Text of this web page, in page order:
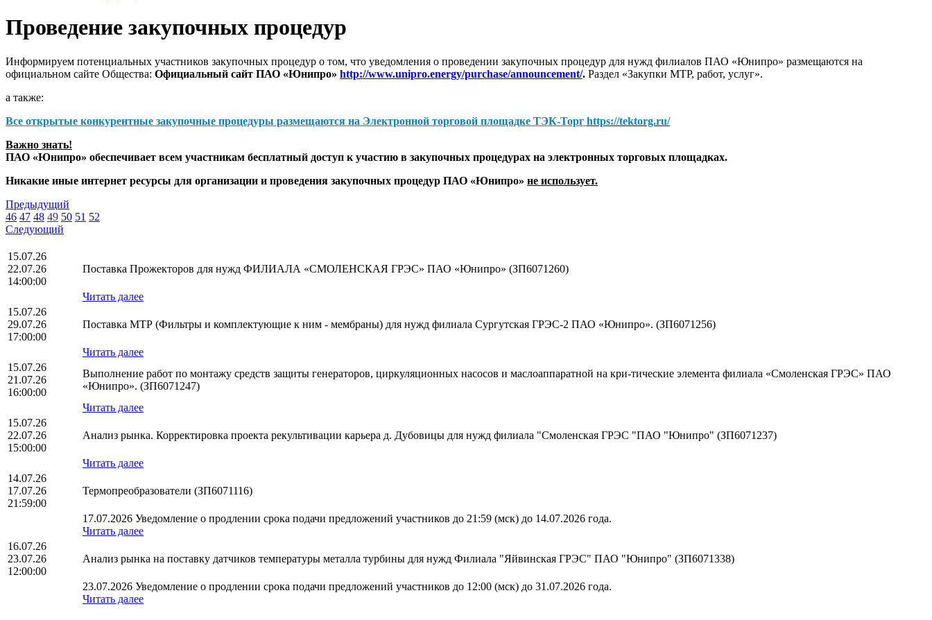
Проведение закупочных процедур
Информируем потенциальных участников закупочных процедур о том, что уведомления о проведении закупочных процедур для нужд филиалов ПАО «Юнипро» размещаются на
официальном сайте Общества: Официальный сайт ПАО «Юнипро» http://www.unipro.energy/purchase/announcement/. Раздел «Закупки МТР, работ, услуг».
а также:
Все открытые конкурентные закупочные процедуры размещаются на Электронной торговой площадке ТЭК-Торг https://tektorg.ru/
Важно знать!
ПАО «Юнипро» обеспечивает всем участникам бесплатный доступ к участию в закупочных процедурах на электронных торговых площадках.
Никакие иные интернет ресурсы для организации и проведения закупочных процедур ПАО «Юнипро» не использует.
Предыдущий
46 47 48 49 50 51 52
Следующий
15.07.26
22.07.26
14:00:00
Поставка Прожекторов для нужд ФИЛИАЛА «СМОЛЕНСКАЯ ГРЭС» ПАО «Юнипро» (ЗП6071260)
Читать далее
15.07.26
29.07.26
17:00:00
Поставка МТР (Фильтры и комплектующие к ним - мембраны) для нужд филиала Сургутская ГРЭС-2 ПАО «Юнипро». (ЗП6071256)
Читать далее
15.07.26
21.07.26
16:00:00
Выполнение работ по монтажу средств защиты генераторов, циркуляционных насосов и маслоаппаратной на кри-тические элемента филиала «Смоленская ГРЭС» ПАО
«Юнипро». (ЗП6071247)
Читать далее
15.07.26
22.07.26
15:00:00
Анализ рынка. Корректировка проекта рекультивации карьера д. Дубовицы для нужд филиала "Смоленская ГРЭС "ПАО "Юнипро" (ЗП6071237)
Читать далее
14.07.26
17.07.26
21:59:00
Термопреобразователи (ЗП6071116)
17.07.2026 Уведомление о продлении срока подачи предложений участников до 21:59 (мск) до 14.07.2026 года.
Читать далее
16.07.26
23.07.26
12:00:00
Анализ рынка на поставку датчиков температуры металла турбины для нужд Филиала "Яйвинская ГРЭС" ПАО "Юнипро" (ЗП6071338)
23.07.2026 Уведомление о продлении срока подачи предложений участников до 12:00 (мск) до 31.07.2026 года.
Читать далее